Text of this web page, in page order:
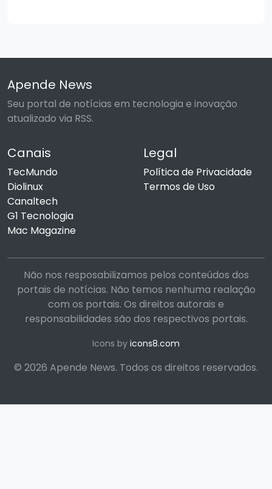
Apende News
Seu portal de notícias em tecnologia e inovação
atualizado via RSS.
Canais
TecMundo
Diolinux
Canaltech
G1 Tecnologia
Mac Magazine
Legal
Política de Privacidade
Termos de Uso
Não nos resposabilizamos pelos conteúdos dos
portais de notícias. Não temos nenhuma realação
com os portais. Os direitos autorais e
responsabilidades são dos respectivos portais.
Icons by icons8.com
© 2026 Apende News. Todos os direitos reservados.